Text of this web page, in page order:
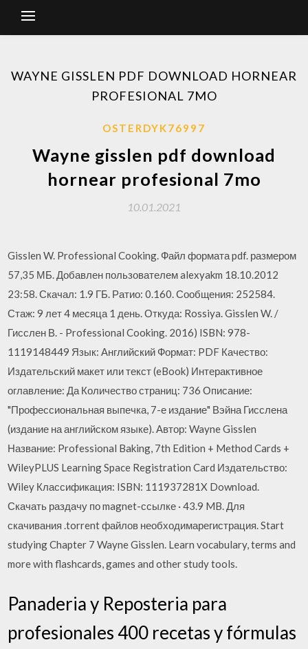
WAYNE GISSLEN PDF DOWNLOAD HORNEAR
PROFESIONAL 7MO
OSTERDYK76997
Wayne gisslen pdf download
hornear profesional 7mo
10.01.2021
Gisslen W. Professional Cooking. Файл формата pdf. размером
57,35 МБ. Добавлен пользователем alexyakm 18.10.2012
23:58. Скачал: 1.9 ГБ. Ратио: 0.160. Сообщения: 252584.
Стаж: 9 лет 4 месяца 1 день. Откуда: Rossiya. Gisslen W. /
Гисслен В. - Professional Cooking. 2016) ISBN: 978-
1119148449 Язык: Английский Формат: PDF Качество:
Издательский макет или текст (eBook) Интерактивное
оглавление: Да Количество страниц: 736 Описание:
"Профессиональная выпечка, 7-е издание" Вэйна Гисслена
(издание на английском языке). Автор: Wayne Gisslen
Название: Professional Baking, 7th Edition + Method Cards +
WileyPLUS Learning Space Registration Card Издательство:
Wiley Классификация: ISBN: 111937281X Download.
Скачать раздачу по magnet-ссылке · 43.9 MB. Для
скачивания .torrent файлов необходимарегистрация. Start
studying Chapter 7 Wayne Gisslen. Learn vocabulary, terms and
more with flashcards, games and other study tools.
Panaderia y Reposteria para
profesionales 400 recetas y fórmulas